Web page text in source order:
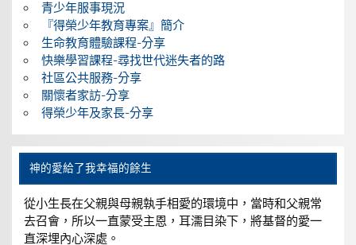
青少年服事現況
『得榮少年教育專案』簡介
生命教育體驗課程-分享
快樂學習課程-尋找世代迷失者的路
社區公共服務-分享
關懷者家訪-分享
得榮少年及家長-分享
神的愛給了我幸福的餘生
從小生長在父親與母親執手相愛的環境中，當時和父親常
去召會，所以一直蒙受主恩，耳濡目染下，將基督的愛一
直深埋內心深處。